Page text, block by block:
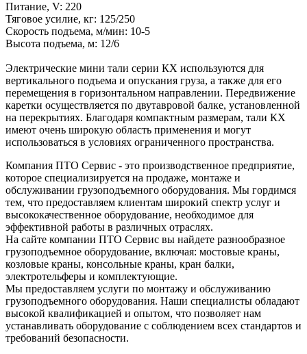
Питание, V: 220
Тяговое усилие, кг: 125/250
Скорость подъема, м/мин: 10-5
Высота подъема, м: 12/6
Электрические мини тали серии КХ используются для
вертикального подъема и опускания груза, а также для его
перемещения в горизонтальном направлении. Передвижение
каретки осуществляется по двутавровой балке, установленной
на перекрытиях. Благодаря компактным размерам, тали КХ
имеют очень широкую область применения и могут
использоваться в условиях ограниченного пространства.
Компания ПТО Сервис - это производственное предприятие,
которое специализируется на продаже, монтаже и
обслуживании грузоподъемного оборудования. Мы гордимся
тем, что предоставляем клиентам широкий спектр услуг и
высококачественное оборудование, необходимое для
эффективной работы в различных отраслях.
На сайте компании ПТО Сервис вы найдете разнообразное
грузоподъемное оборудование, включая: мостовые краны,
козловые краны, консольные краны, кран балки,
электротельферы и комплектующие.
Мы предоставляем услуги по монтажу и обслуживанию
грузоподъемного оборудования. Наши специалисты обладают
высокой квалификацией и опытом, что позволяет нам
устанавливать оборудование с соблюдением всех стандартов и
требований безопасности.